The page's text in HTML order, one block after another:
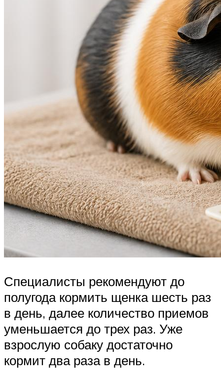
Специалисты рекомендуют до
полугода кормить щенка шесть раз
в день, далее количество приемов
уменьшается до трех раз. Уже
взрослую собаку достаточно
кормит два раза в день.